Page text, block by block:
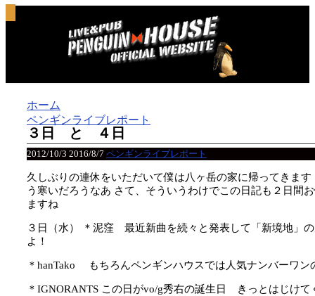
ホーム
ペンギンライブレポート
３日 と ４日
2012/10/3 2016/8/7 ペンギンライブレポート
久しぶりの連休をいただいて僕は八ヶ岳の家に帰ってき
う寒いだろうなあ さて、そういうわけでこの日記も２日間
ますね
３日（水）
＊泥窪 最近新曲を続々と発表して「新境地」
よ！
＊hanTako もちろんペンギンハウスでは人気ナンバーワ
＊IGNORANTS この日がvo/g秀右の誕生日 きっとはじけ